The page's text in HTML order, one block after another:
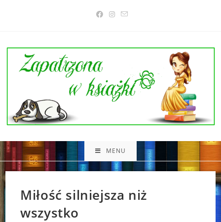
MENU
Miłość silniejsza niż
wszystko